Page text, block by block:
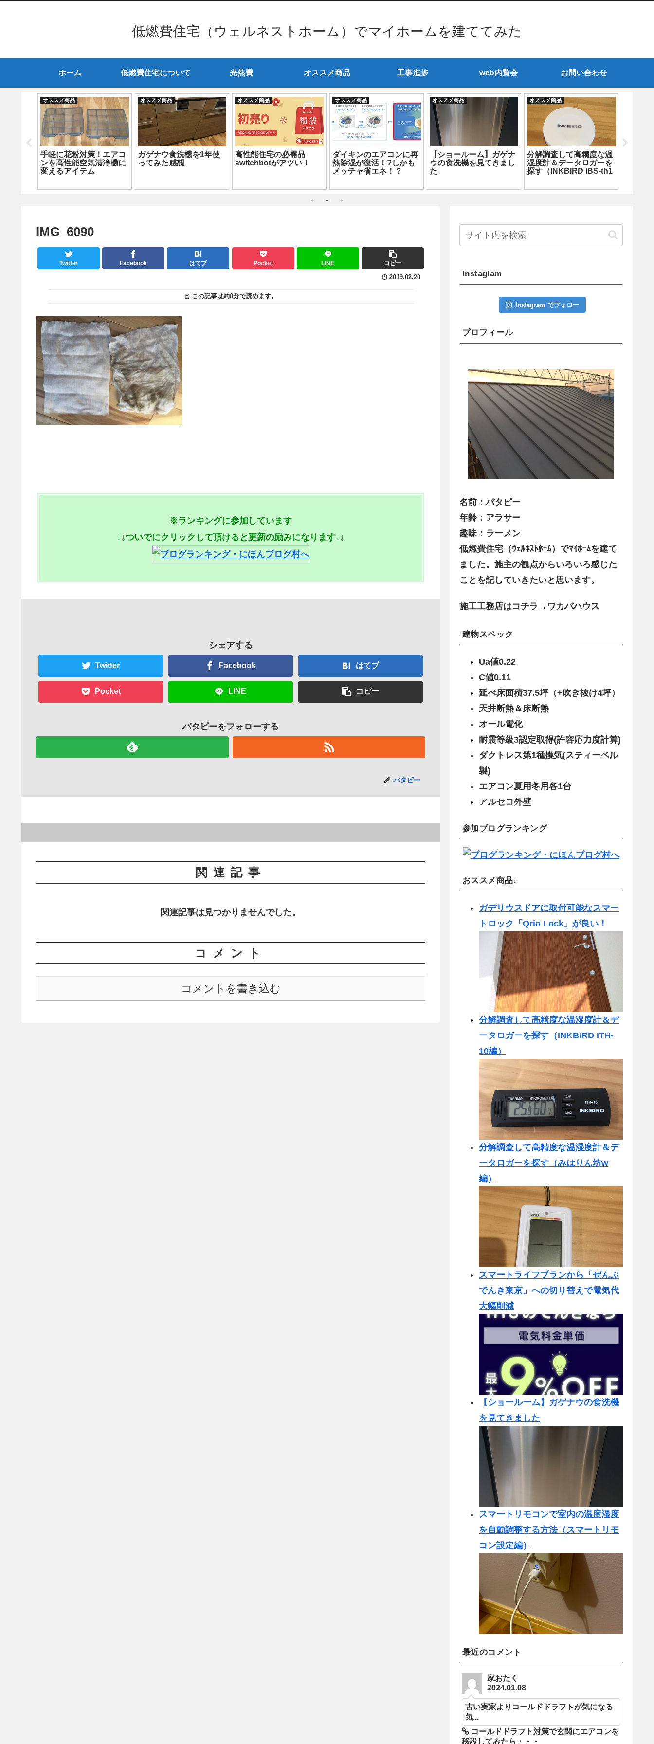
低燃費住宅（ウェルネストホーム）でマイホームを建ててみた
ホーム 低燃費住宅について 光熱費 オススメ商品 工事進捗 web内覧会 お問い合わせ
オススメ商品
手軽に花粉対策！エアコ
ンを高性能空気清浄機に
変えるアイテム
オススメ商品
ガゲナウ食洗機を1年使
ってみた感想
オススメ商品
高性能住宅の必需品
switchbotがアツい！
オススメ商品
ダイキンのエアコンに再
熱除湿が復活！?しかも
メッチャ省エネ！？
オススメ商品
【ショールーム】ガゲナ
ウの食洗機を見てきまし
た
オススメ商品
分解調査して高精度な温
湿度計＆データロガーを
探す（INKBIRD IBS-th1
IMG_6090
Twitter Facebook はてブ Pocket LINE コピー
2019.02.20
この記事は約0分で読めます。
※ランキングに参加しています
↓↓ついでにクリックして頂けると更新の励みになります↓↓
シェアする
Twitter Facebook はてブ
Pocket LINE コピー
バタピーをフォローする
バタピー
関連記事
関連記事は見つかりませんでした。
コメント
コメントを書き込む
Instaglam
Instagram でフォロー
プロフィール
名前：バタピー
年齢：アラサー
趣味：ラーメン
低燃費住宅（ｳｪﾙﾈｽﾄﾎｰﾑ）でﾏｲﾎｰﾑを建て
ました。施主の観点からいろいろ感じた
ことを記していきたいと思います。
施工工務店はコチラ→ワカバハウス
建物スペック
Ua値0.22
C値0.11
延べ床面積37.5坪（+吹き抜け4坪）
天井断熱＆床断熱
オール電化
耐震等級3認定取得(許容応力度計算)
ダクトレス第1種換気(スティーベル
製)
エアコン夏用冬用各1台
アルセコ外壁
参加ブログランキング
おススメ商品↓
ガデリウスドアに取付可能なスマー
トロック「Qrio Lock」が良い！
分解調査して高精度な温湿度計＆デ
ータロガーを探す（INKBIRD ITH-
10編）
分解調査して高精度な温湿度計＆デ
ータロガーを探す（みはりん坊w
編）
スマートライフプランから「ぜんぶ
でんき東京」への切り替えで電気代
大幅削減
【ショールーム】ガゲナウの食洗機
を見てきました
スマートリモコンで室内の温度湿度
を自動調整する方法（スマートリモ
コン設定編）
最近のコメント
家おたく
2024.01.08
古い実家よりコールドドラフトが気になる
気...
コールドドラフト対策で玄関にエアコンを
移設してみたら・・・